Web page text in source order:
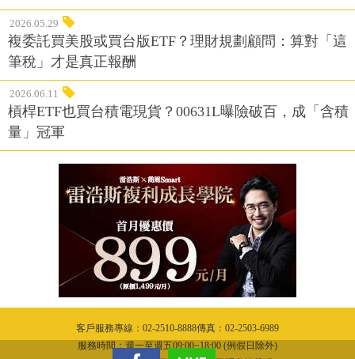
2026.05.29
複委託買美股或買台版ETF？理財規劃顧問：算對「這
筆稅」才是真正報酬
2026.06.11
槓桿ETF也買台積電現貨？00631L曝險破百，成「含積
量」冠軍
客戶服務專線：02-2510-8888傳真：02-2503-6989
服務時間：週一至週五09:00~18:00 (例假日除外)